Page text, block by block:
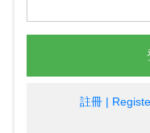
註冊 |